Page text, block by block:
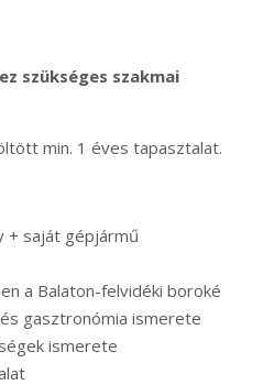
szükséges szakmai
min. 1 éves tapasztalat.
+ saját gépjármű
a Balaton-felvidéki boroké
gasztronómia ismerete
ismerete